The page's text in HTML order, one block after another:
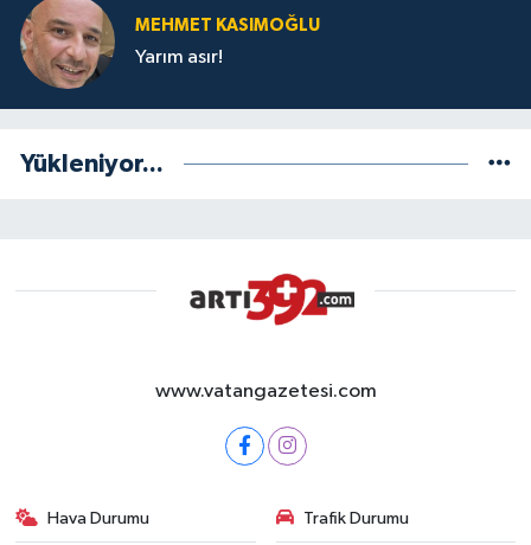
MEHMET KASIMOĞLU
Yarım asır!
Yükleniyor...
www.vatangazetesi.com
Hava Durumu Trafik Durumu